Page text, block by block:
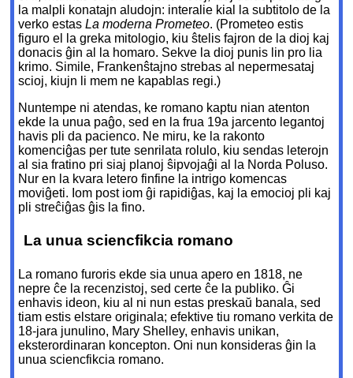
la malpli konatajn aludojn: interalie kial la subtitolo de la
verko estasLa moderna Prometeo. (Prometeo estis
figuro el la greka mitologio, kiu ŝtelis fajron de la dioj kaj
donacis ĝin al la homaro. Sekve la dioj punis lin pro lia
krimo. Simile, Frankenŝtajno strebas al nepermesataj
scioj, kiujn li mem ne kapablas regi.)
Nuntempe ni atendas, ke romano kaptu nian atenton
ekde la unua paĝo, sed en la frua 19a jarcento legantoj
havis pli da pacienco. Ne miru, ke la rakonto
komenciĝas per tute senrilata rolulo, kiu sendas leterojn
al sia fratino pri siaj planoj ŝipvojaĝi al la Norda Poluso.
Nur en la kvara letero finfine la intrigo komencas
moviĝeti. Iom post iom ĝi rapidiĝas, kaj la emocioj pli kaj
pli streĉiĝas ĝis la fino.
La unua sciencfikcia romano
La romano furoris ekde sia unua apero en 1818, ne
nepre ĉe la recenzistoj, sed certe ĉe la publiko. Ĝi
enhavis ideon, kiu al ni nun estas preskaŭ banala, sed
tiam estis elstare originala; efektive tiu romano verkita de
18-jara junulino, Mary Shelley, enhavis unikan,
eksterordinaran koncepton. Oni nun konsideras ĝin la
unua sciencfikcia romano.